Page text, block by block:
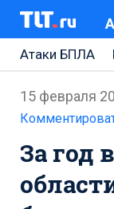
Атаки БПЛА
АВТОВАЗ
Ремонт
Ремонт
Набережная
15 февраля
За год